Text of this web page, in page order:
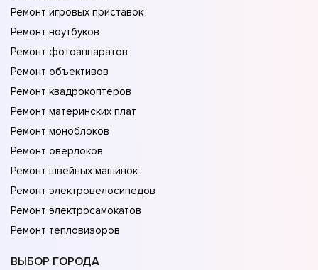
Ремонт игровых приставок
Ремонт ноутбуков
Ремонт фотоаппаратов
Ремонт объективов
Ремонт квадрокоптеров
Ремонт материнских плат
Ремонт моноблоков
Ремонт оверлоков
Ремонт швейных машинок
Ремонт электровелосипедов
Ремонт электросамокатов
Ремонт тепловизоров
ВЫБОР ГОРОДА